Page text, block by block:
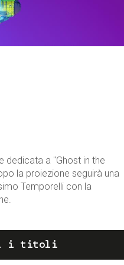
dedicata a "Ghost in the
la proiezione seguirà una
Temporelli con la
i titoli